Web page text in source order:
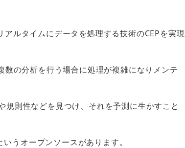
アルタイムにデータを処理する技術のCEPを実現
の分析を行う場合に処理が複雑になりメンテ
則性などを見つけ、それを予測に生かすこと
うオープンソースがあります。